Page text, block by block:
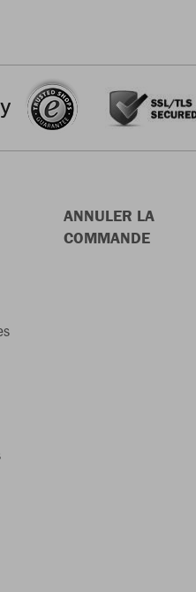
ANNULER LA
COMMANDE